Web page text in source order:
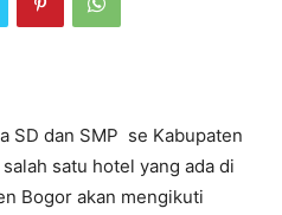
SD dan SMP se Kabupaten
satu hotel yang ada di
Bogor akan mengikuti